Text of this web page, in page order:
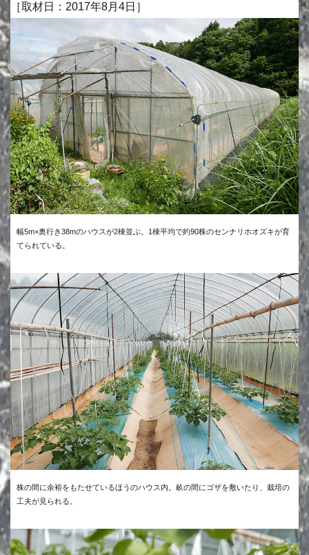
［取材日：2017年8月4日］
幅5m×奥行き38mのハウスが2棟並ぶ。1棟平均で約90株のセンナリホオズキが育
てられている。
株の間に余裕をもたせているほうのハウス内。畝の間にゴザを敷いたり、栽培の
工夫が見られる。